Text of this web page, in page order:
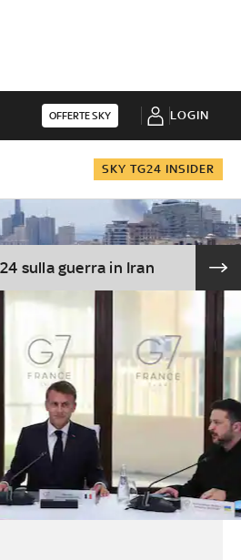
OFFERTE SKY LOGIN
SKY TG24 INSIDER
sulla guerra in Iran